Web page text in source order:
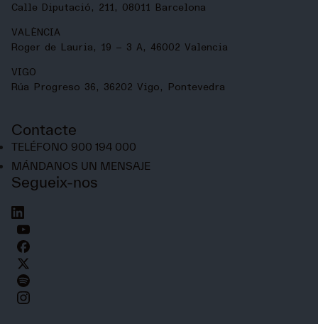
Calle Diputació, 211, 08011 Barcelona
VALÈNCIA
Roger de Lauria, 19 – 3 A, 46002 Valencia
VIGO
Rúa Progreso 36, 36202 Vigo, Pontevedra
Contacte
TELÉFONO 900 194 000
MÁNDANOS UN MENSAJE
Segueix-nos